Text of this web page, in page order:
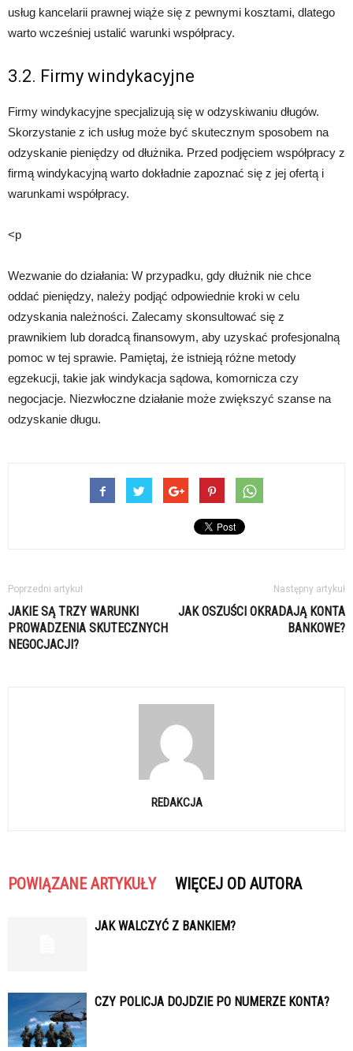
usług kancelarii prawnej wiąże się z pewnymi kosztami, dlatego
warto wcześniej ustalić warunki współpracy.
3.2. Firmy windykacyjne
Firmy windykacyjne specjalizują się w odzyskiwaniu długów.
Skorzystanie z ich usług może być skutecznym sposobem na
odzyskanie pieniędzy od dłużnika. Przed podjęciem współpracy z
firmą windykacyjną warto dokładnie zapoznać się z jej ofertą i
warunkami współpracy.
<p
Wezwanie do działania: W przypadku, gdy dłużnik nie chce
oddać pieniędzy, należy podjąć odpowiednie kroki w celu
odzyskania należności. Zalecamy skonsultować się z
prawnikiem lub doradcą finansowym, aby uzyskać profesjonalną
pomoc w tej sprawie. Pamiętaj, że istnieją różne metody
egzekucji, takie jak windykacja sądowa, komornicza czy
negocjacje. Niezwłoczne działanie może zwiększyć szanse na
odzyskanie długu.
Poprzedni artykuł
JAKIE SĄ TRZY WARUNKI
PROWADZENIA SKUTECZNYCH
NEGOCJACJI?
Następny artykuł
JAK OSZUŚCI OKRADAJĄ KONTA
BANKOWE?
REDAKCJA
POWIĄZANE ARTYKUŁY WIĘCEJ OD AUTORA
JAK WALCZYĆ Z BANKIEM?
CZY POLICJA DOJDZIE PO NUMERZE KONTA?